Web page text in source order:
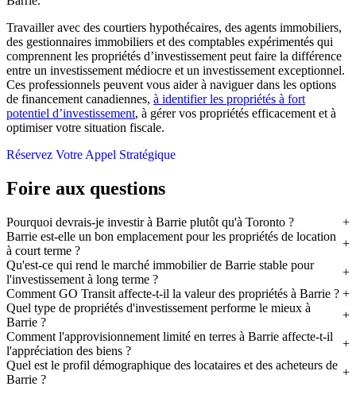
Travailler avec des courtiers hypothécaires, des agents immobiliers,
des gestionnaires immobiliers et des comptables expérimentés qui
comprennent les propriétés d’investissement peut faire la différence
entre un investissement médiocre et un investissement exceptionnel.
Ces professionnels peuvent vous aider à naviguer dans les options
de financement canadiennes, à identifier les propriétés à fort
potentiel d’investissement, à gérer vos propriétés efficacement et à
optimiser votre situation fiscale.
Réservez Votre Appel Stratégique
Foire aux questions
Pourquoi devrais-je investir à Barrie plutôt qu'à Toronto ?
Barrie est-elle un bon emplacement pour les propriétés de location
à court terme ?
Qu'est-ce qui rend le marché immobilier de Barrie stable pour
l'investissement à long terme ?
Comment GO Transit affecte-t-il la valeur des propriétés à Barrie ?
Quel type de propriétés d'investissement performe le mieux à
Barrie ?
Comment l'approvisionnement limité en terres à Barrie affecte-t-il
l'appréciation des biens ?
Quel est le profil démographique des locataires et des acheteurs de
Barrie ?